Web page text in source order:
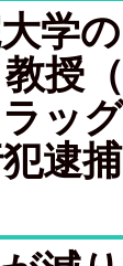
学
授
ッ
犯逮